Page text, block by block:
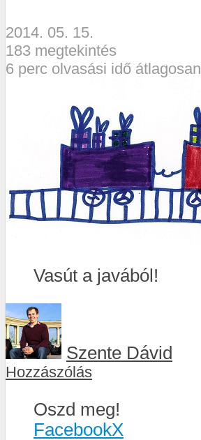
2014. 05. 15.
183 megtekintés
6 perc olvasási idő átlagosan
Vasút a javából!
Szente Dávid
Hozzászólás
Oszd meg!
FacebookX